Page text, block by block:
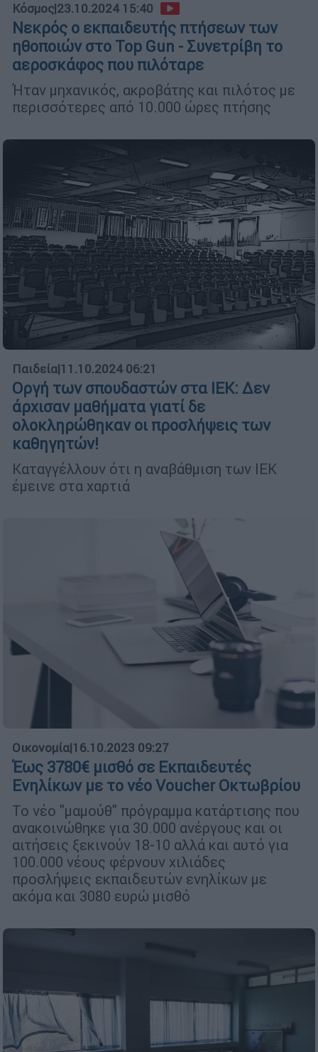
Κόσμος|23.10.2024 15:40
Νεκρός ο εκπαιδευτής πτήσεων των
ηθοποιών στο Top Gun - Συνετρίβη το
αεροσκάφος που πιλόταρε
Ήταν μηχανικός, ακροβάτης και πιλότος με
περισσότερες από 10.000 ώρες πτήσης
Παιδεία|11.10.2024 06:21
Οργή των σπουδαστών στα ΙΕΚ: Δεν
άρχισαν μαθήματα γιατί δε
ολοκληρώθηκαν οι προσλήψεις των
καθηγητών!
Καταγγέλλουν ότι η αναβάθμιση των ΙΕΚ
έμεινε στα χαρτιά
Οικονομία|16.10.2023 09:27
Έως 3780€ μισθό σε Εκπαιδευτές
Ενηλίκων με το νέο Voucher Οκτωβρίου
Το νέο "μαμούθ" πρόγραμμα κατάρτισης που
ανακοινώθηκε για 30.000 ανέργους και οι
αιτήσεις ξεκινούν 18-10 αλλά και αυτό για
100.000 νέους φέρνουν χιλιάδες
προσλήψεις εκπαιδευτών ενηλίκων με
ακόμα και 3080 ευρώ μισθό